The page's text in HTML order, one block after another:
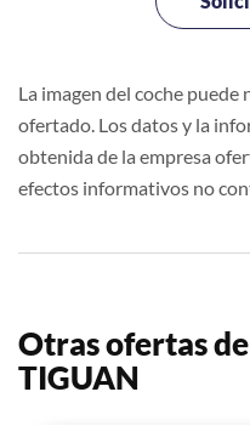
La imagen del coche
ofertado. Los datos y la
obtenida de la empresa
efectos informativos no
Otras ofertas
TIGUAN